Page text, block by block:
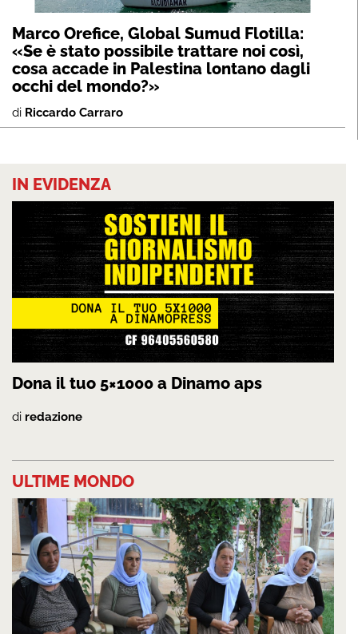
Marco Orefice, Global Sumud Flotilla:
«Se è stato possibile trattare noi così,
cosa accade in Palestina lontano dagli
occhi del mondo?»
di Riccardo Carraro
IN EVIDENZA
Dona il tuo 5×1000 a Dinamo aps
di redazione
ULTIME MONDO